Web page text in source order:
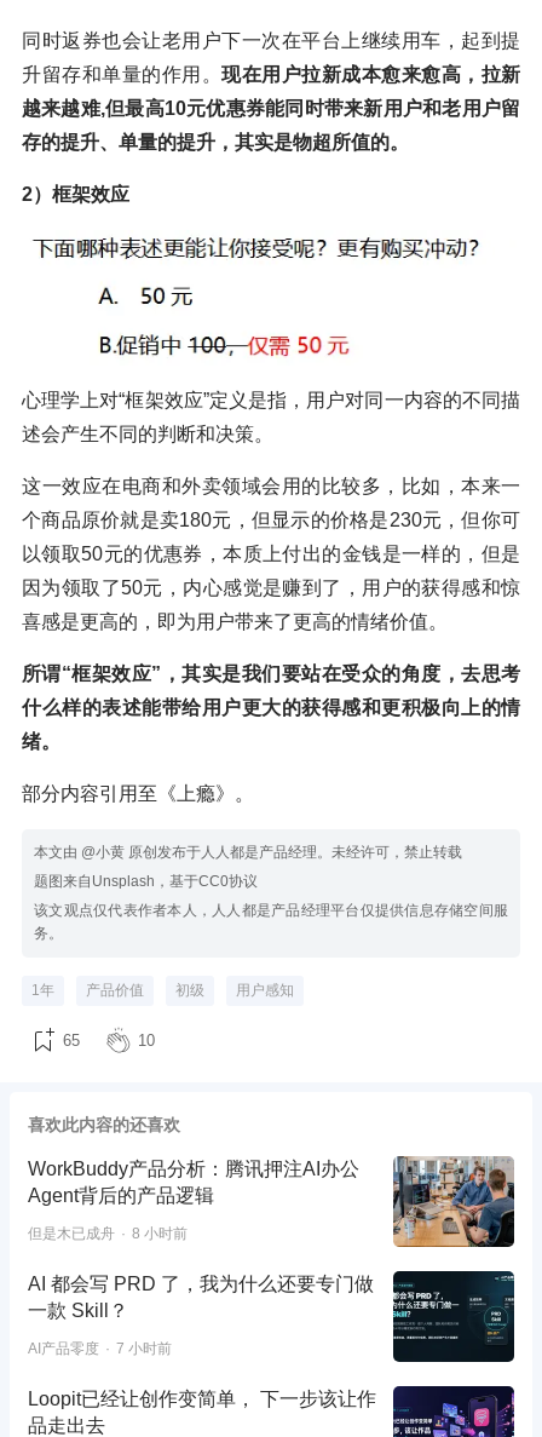
同时返券也会让老用户下一次在平台上继续用车，起到提
升留存和单量的作用。 现在用户拉新成本愈来愈高，拉新
越来越难,但最高10元优惠券能同时带来新用户和老用户留
存的提升、单量的提升，其实是物超所值的。
2）框架效应
心理学上对“框架效应”定义是指，用户对同一内容的不同描
述会产生不同的判断和决策。
这一效应在电商和外卖领域会用的比较多，比如，本来一
个商品原价就是卖180元，但显示的价格是230元，但你可
以领取50元的优惠券，本质上付出的金钱是一样的，但是
因为领取了50元，内心感觉是赚到了，用户的获得感和惊
喜感是更高的，即为用户带来了更高的情绪价值。
所谓“框架效应”，其实是我们要站在受众的角度，去思考
什么样的表述能带给用户更大的获得感和更积极向上的情
绪。
部分内容引用至《上瘾》。
本文由 @小黄 原创发布于人人都是产品经理。未经许可，禁止转载
题图来自Unsplash，基于CC0协议
该文观点仅代表作者本人，人人都是产品经理平台仅提供信息存储空间服
务。
1年 产品价值 初级 用户感知
65 10
喜欢此内容的还喜欢
WorkBuddy产品分析：腾讯押注AI办公
Agent背后的产品逻辑
但是木已成舟 8 小时前
AI 都会写 PRD 了，我为什么还要专门做
一款 Skill？
AI产品零度 7 小时前
Loopit已经让创作变简单， 下一步该让作
品走出去